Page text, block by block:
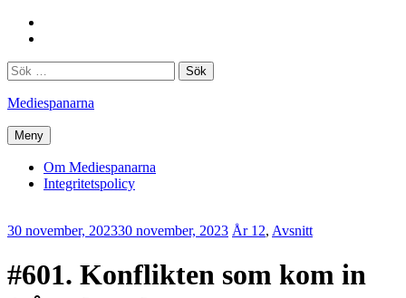
Hoppa
Sök
efter:
Mediespanarna
Meny
Om Mediespanarna
Integritetspolicy
30 november, 202330 november, 2023 Erik
År 12, Avsnitt
#601. Konflikten som kom in